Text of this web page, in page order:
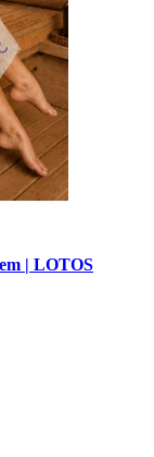
| LOTOS